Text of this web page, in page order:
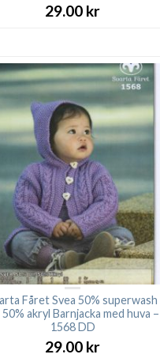
29.00 kr
Fåret Svea 50% superwash
50% akryl Barnjacka med huva –
1568 DD
29.00 kr